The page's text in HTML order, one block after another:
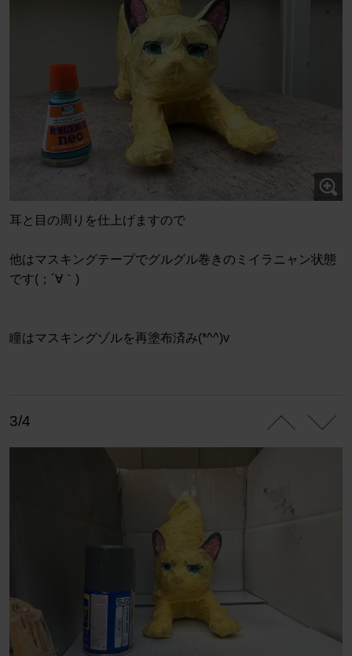
耳と目の周りを仕上げますので
他はマスキングテープでグルグル巻きのミイラニャン状態
です(；´∀｀)
瞳はマスキングゾルを再塗布済み(*^^)v
3/4